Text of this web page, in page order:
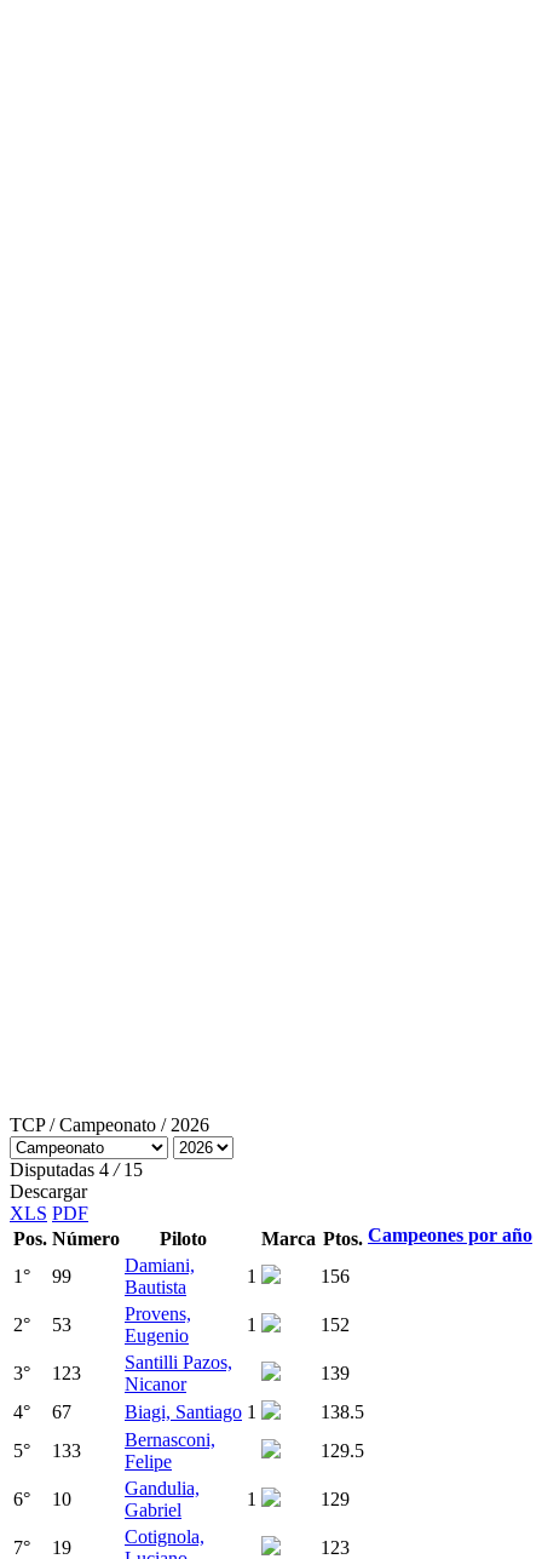
TCP/Campeonato / 2026
Disputadas 4 /15
Descargar
XLS PDF
Campeones por año
Pos. Número Piloto Marca Ptos.
1° 99
Damiani,
Bautista
1 156
2° 53
Provens,
Eugenio
1 152
3° 123
Santilli Pazos,
Nicanor
139
4° 67 Biagi, Santiago 1
138.5
5° 133
Bernasconi,
Felipe
129.5
6° 10
Gandulia,
Gabriel
1 129
7° 19
Cotignola,
123